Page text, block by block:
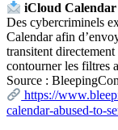
iCloud
Des cybercriminels
Calendar afin
transitent
contourner les filtres
Source :
https://
calendar-abused-to-